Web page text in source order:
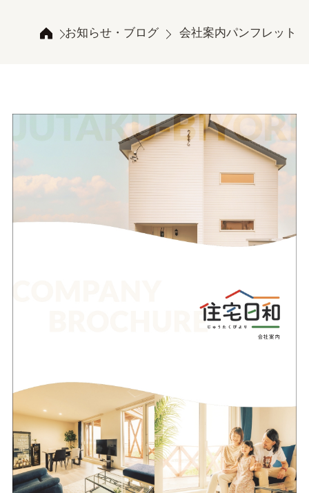
お知らせ・ブログ 会社案内パンフレット